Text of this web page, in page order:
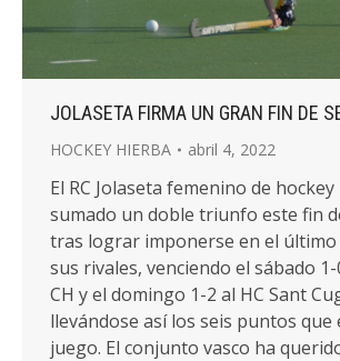
JOLASETA FIRMA UN GRAN FIN DE
HOCKEY HIERBA abril 4, 2022
El RC Jolaseta femenino de
sumado un doble triunfo este fin
tras lograr imponerse en el
sus rivales, venciendo el sábado
CH y el domingo 1-2 al HC Sant
llevándose así los seis puntos que
juego. El conjunto vasco ha